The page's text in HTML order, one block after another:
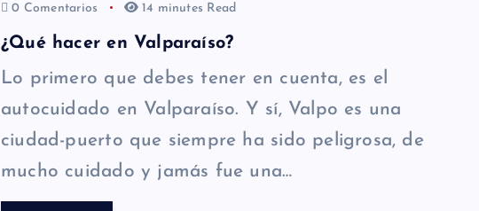
0 Comentarios
14 minutes Read
¿Qué hacer en Valparaíso?
Lo primero que debes tener en cuenta, es el
autocuidado en Valparaíso. Y sí, Valpo es una
ciudad-puerto que siempre ha sido peligrosa, de
mucho cuidado y jamás fue una…